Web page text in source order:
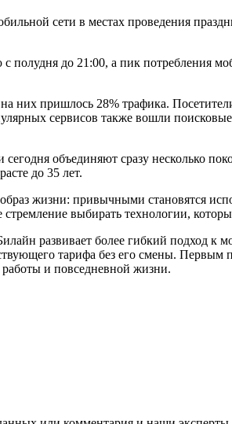
сети в местах проведения
до 21:00, а пик потребления
них пришлось 28% трафика.
сервисов также вошли
сегодня объединяют сразу несколько
до 35 лет.
жизни: привычными становятся
выбирать технологии,
развивает более гибкий подход
тарифа без его смены.
и повседневной жизни.